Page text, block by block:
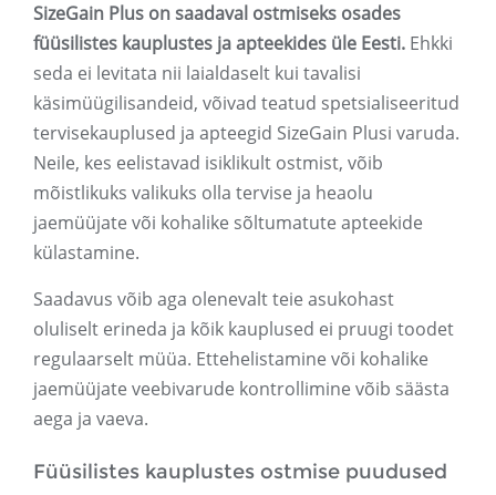
SizeGain Plus on saadaval ostmiseks osades
füüsilistes kauplustes ja apteekides üle Eesti. Ehkki
seda ei levitata nii laialdaselt kui tavalisi
käsimüügilisandeid, võivad teatud spetsialiseeritud
tervisekauplused ja apteegid SizeGain Plusi varuda.
Neile, kes eelistavad isiklikult ostmist, võib
mõistlikuks valikuks olla tervise ja heaolu
jaemüüjate või kohalike sõltumatute apteekide
külastamine.
Saadavus võib aga olenevalt teie asukohast
oluliselt erineda ja kõik kauplused ei pruugi toodet
regulaarselt müüa. Ettehelistamine või kohalike
jaemüüjate veebivarude kontrollimine võib säästa
aega ja vaeva.
Füüsilistes kauplustes ostmise puudused